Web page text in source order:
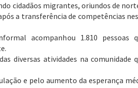
cidadãos migrantes, oriundos de
a transferência de competências
acompanhou 1.810 pessoas
diversas atividades na comunidade
e pelo aumento da esperança